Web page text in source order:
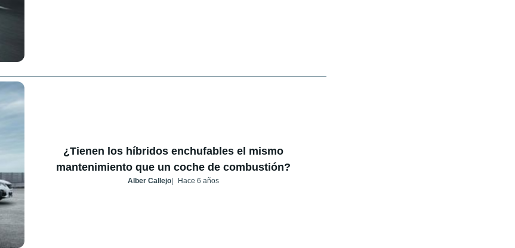
¿Tienen los híbridos enchufables el mismo
mantenimiento que un coche de combustión?
Alber Callejo Hace 6 años